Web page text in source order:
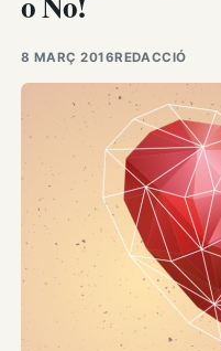
8 MARÇ 2016REDACCIÓ